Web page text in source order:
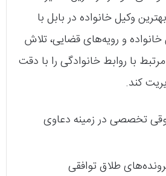
وکیل خانواده در بابل با
خانواده و رویه‌های قضایی، تلاش
با روابط خانوادگی را با دقت
کند.
تخصصی در زمینه دعاوی
طلاق توافقی